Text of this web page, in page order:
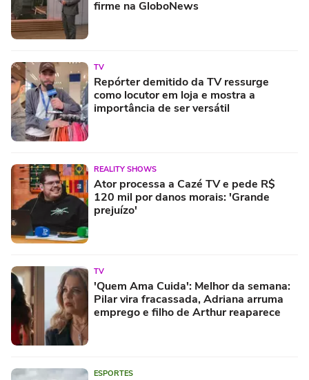
firme na GloboNews
TV
Repórter demitido da TV ressurge
como locutor em loja e mostra a
importância de ser versátil
REALITY SHOWS
Ator processa a Cazé TV e pede R$
120 mil por danos morais: 'Grande
prejuízo'
TV
'Quem Ama Cuida': Melhor da semana:
Pilar vira fracassada, Adriana arruma
emprego e filho de Arthur reaparece
ESPORTES